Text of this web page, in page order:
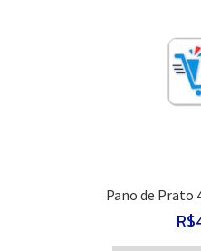
Pano de Prato
R$